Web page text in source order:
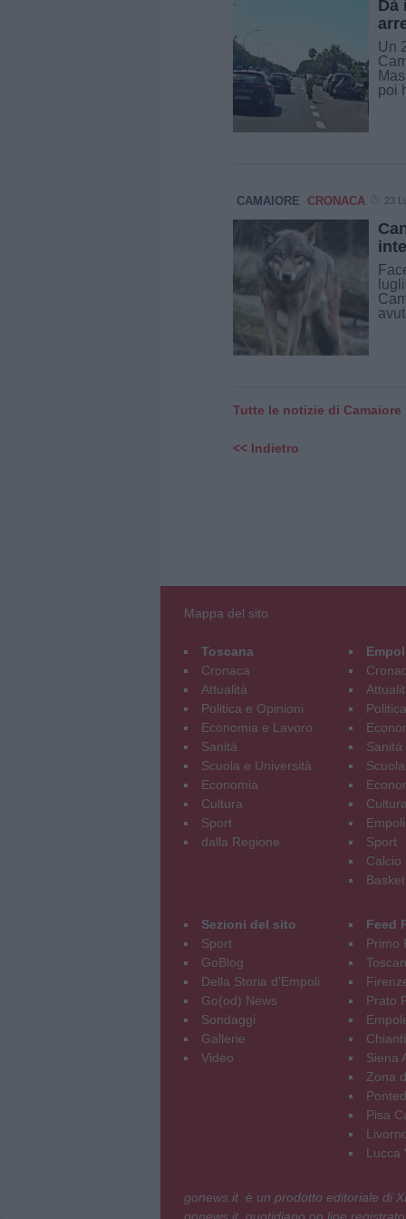
Dà
Un
poi
CAMAIORE CRONACA 23
Tutte le notizie di Camaiore
<< Indietro
Mappa del sito
Toscana
Cronaca
Attualità
Politica e Opinioni
Economia e Lavoro
Sanità
Scuola e Università
Economia
Cultura
Sport
dalla Regione
Sanità
Cultura
Sport
Calcio
Basket
Sezioni del sito
Sport
GoBlog
Della Storia d'Empoli
Go(od) News
Sondaggi
Gallerie
Video
Feed
Primo
Prato
Siena
Zona
Pisa
Lucca
gonews.it è un prodotto editoriale di